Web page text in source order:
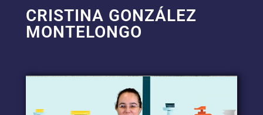
CRISTINA GONZÁLEZ
MONTELONGO